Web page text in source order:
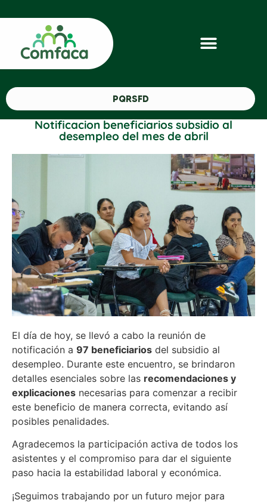
PQRSFD
Notificacion beneficiarios subsidio al
desempleo del mes de abril
El día de hoy, se llevó a cabo la reunión de
notificación a 97 beneficiarios del subsidio al
desempleo. Durante este encuentro, se brindaron
detalles esenciales sobre las recomendaciones y
explicaciones necesarias para comenzar a recibir
este beneficio de manera correcta, evitando así
posibles penalidades.
Agradecemos la participación activa de todos los
asistentes y el compromiso para dar el siguiente
paso hacia la estabilidad laboral y económica.
¡Seguimos trabajando por un futuro mejor para